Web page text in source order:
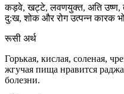
कड़वे, खट्टे, लवणयुक्त, अति उष्ण,
दु:ख, शोक और रोग उत्पन्न कारक
रूसी अर्थ
Горькая, кислая, соленая,
жгучая пища нравится
болезни.